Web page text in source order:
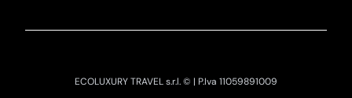
ECOLUXURY TRAVEL s.r.l. © | P.Iva 11059891009